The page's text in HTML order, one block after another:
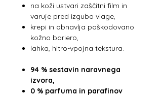
na koži ustvari zaščitni film in
varuje pred izgubo vlage,
krepi in obnavlja poškodovano
kožno bariero,
lahka, hitro-vpojna tekstura.
94 % sestavin naravnega
izvora,
0 % parfuma in parafinov